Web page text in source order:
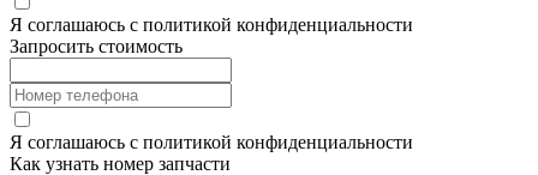
Я соглашаюсь с политикой конфиденциальности
Запросить стоимость
Я соглашаюсь с политикой конфиденциальности
Как узнать номер запчасти